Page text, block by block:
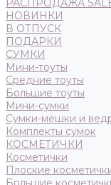
РАСПРОДАЖА
НОВИНКИ
В ОТПУСК
ПОДАРКИ
СУМКИ
Мини-тоуты
Средние тоуты
Большие тоуты
Мини-сумки
Сумки-мешки и
Комплекты сумок
КОСМЕТИЧКИ
Косметички
Плоские